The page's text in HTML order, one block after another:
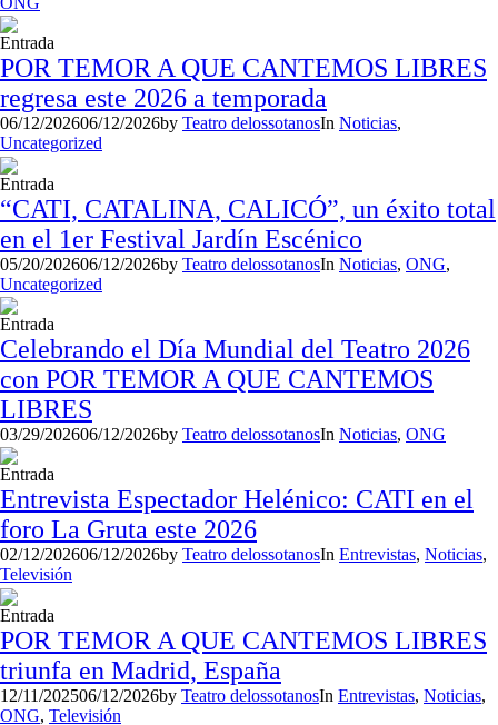
Entrada
POR TEMOR A QUE CANTEMOS LIBRES
regresa este 2026 a temporada
06/12/202606/12/2026by Teatro delossotanosIn Noticias,
Uncategorized
Entrada
“CATI, CATALINA, CALICÓ”, un éxito total
en el 1er Festival Jardín Escénico
05/20/202606/12/2026by Teatro delossotanosIn Noticias, ONG,
Uncategorized
Entrada
Celebrando el Día Mundial del Teatro 2026
con POR TEMOR A QUE CANTEMOS
LIBRES
03/29/202606/12/2026by Teatro delossotanosIn Noticias, ONG
Entrada
Entrevista Espectador Helénico: CATI en el
foro La Gruta este 2026
02/12/202606/12/2026by Teatro delossotanosIn Entrevistas, Noticias,
Televisión
Entrada
POR TEMOR A QUE CANTEMOS LIBRES
triunfa en Madrid, España
12/11/202506/12/2026by Teatro delossotanosIn Entrevistas, Noticias,
ONG, Televisión